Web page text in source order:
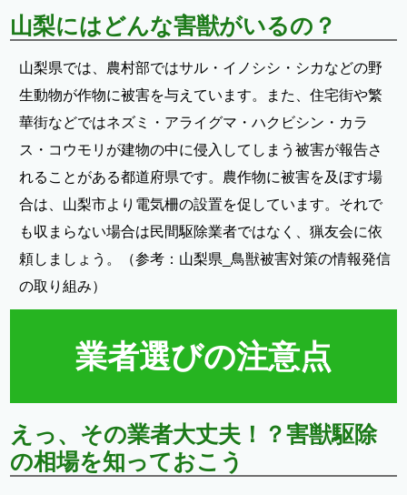
山梨にはどんな害獣がいるの？
山梨県では、農村部ではサル・イノシシ・シカなどの野
生動物が作物に被害を与えています。また、住宅街や繁
華街などではネズミ・アライグマ・ハクビシン・カラ
ス・コウモリが建物の中に侵入してしまう被害が報告さ
れることがある都道府県です。農作物に被害を及ぼす場
合は、山梨市より電気柵の設置を促しています。それで
も収まらない場合は民間駆除業者ではなく、猟友会に依
頼しましょう。（参考： 山梨県_鳥獣被害対策の情報発信
の取り組み）
業者選びの注意点
えっ、その業者大丈夫！？害獣駆除
の相場を知っておこう